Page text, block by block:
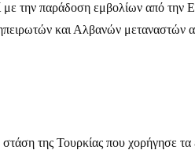
με την παράδοση εμβολίων από
και Αλβανών
της Τουρκίας που χορήγησε